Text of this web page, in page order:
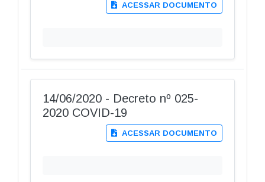
ACESSAR DOCUMENTO
14/06/2020 - Decreto nº 025-
2020 COVID-19
ACESSAR DOCUMENTO